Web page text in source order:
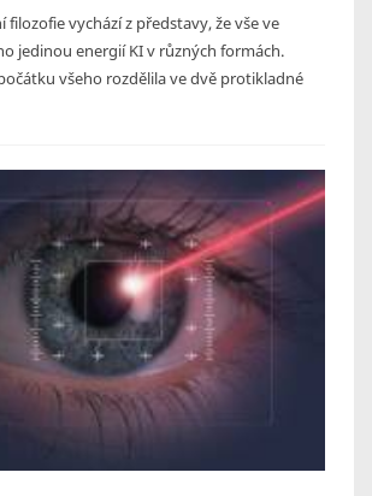
filozofie vychází z představy, že vše ve
jedinou energií KI v různých formách.
všeho rozdělila ve dvě protikladné